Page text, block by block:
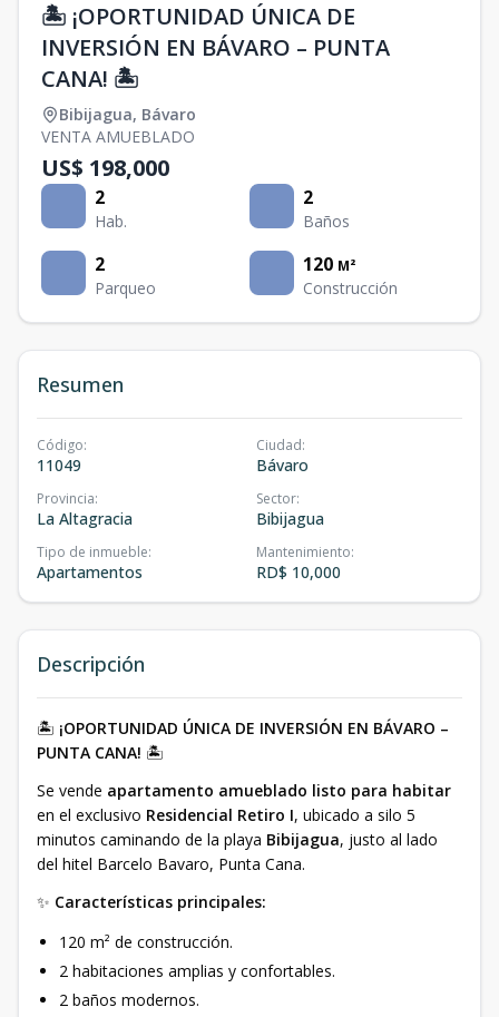
🏝️ ¡OPORTUNIDAD ÚNICA DE
INVERSIÓN EN BÁVARO – PUNTA
CANA! 🏝️
Bibijagua, Bávaro
VENTA AMUEBLADO
US$ 198,000
2
Hab.
2
Baños
2
Parqueo
120 M²
Construcción
Resumen
Código:
11049
Ciudad:
Bávaro
Provincia:
La Altagracia
Sector:
Bibijagua
Tipo de inmueble:
Apartamentos
Mantenimiento:
RD$ 10,000
Descripción
🏝️ ¡OPORTUNIDAD ÚNICA DE INVERSIÓN EN BÁVARO –
PUNTA CANA! 🏝️
Se vende apartamento amueblado listo para habitar
en el exclusivo Residencial Retiro I, ubicado a silo 5
minutos caminando de la playa Bibijagua, justo al lado
del hitel Barcelo Bavaro, Punta Cana.
✨ Características principales:
120 m² de construcción.
2 habitaciones amplias y confortables.
2 baños modernos.